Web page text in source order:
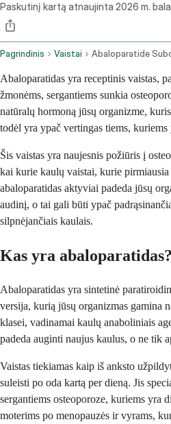
Paskutinį kartą atnaujinta 2026 m.
Pagrindinis Vaistai
Abaloparatidas yra receptinis vaistas,
žmonėms, sergantiems sunkia
natūralų hormoną jūsų organizme,
todėl yra ypač vertingas tiems,
Šis vaistas yra naujesnis požiūris į
kai kurie kaulų vaistai, kurie
abaloparatidas aktyviai padeda jūsų
audinį, o tai gali būti ypač
silpnėjančiais kaulais.
Kas yra abaloparatidas?
Abaloparatidas yra sintetinė
versija, kurią jūsų organizmas gamina
klasei, vadinamai kaulų anaboliniais
padeda auginti naujus kaulus, o ne tik
Vaistas tiekiamas kaip iš anksto
suleisti po oda kartą per dieną. Jis
sergantiems osteoporoze, kuriems yra
moterims po menopauzės ir vyrams,